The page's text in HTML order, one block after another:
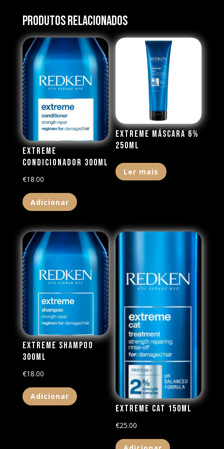
Produtos Relacionados
Extreme
Condicionador 300ml
€18.00
Adicionar
Extreme Máscara 6%
250ML
Ler mais
Extreme Shampoo
300ML
€18.00
Adicionar
Extreme CAT 150ML
€25.00